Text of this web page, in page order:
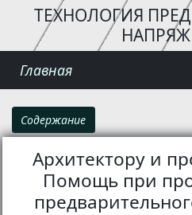
ТЕХНОЛОГИЯ
Главная
Содержание
Архитектору и
Помощь при